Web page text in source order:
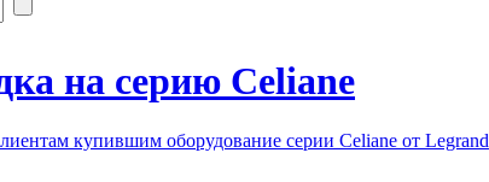
на серию Celiane
купившим оборудование серии Celiane от Legrand